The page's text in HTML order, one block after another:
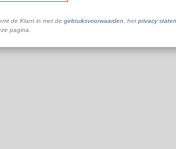
de Klant in met de gebruiksvoorwaarden , het privacy
pagina.